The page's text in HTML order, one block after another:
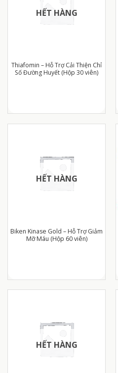
HẾT HÀNG
Thiafomin – Hỗ Trợ Cải Thiện Chỉ
Số Đường Huyết (Hộp 30 viên)
HẾT HÀNG
Biken Kinase Gold – Hỗ Trợ Giảm
Mỡ Máu (Hộp 60 viên)
HẾT HÀNG